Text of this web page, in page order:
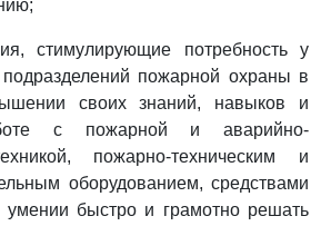
стимулирующие потребность у
подразделений пожарной охраны в
своих знаний, навыков и
с пожарной и аварийно-
пожарно-техническим и
оборудованием, средствами
умении быстро и грамотно решать